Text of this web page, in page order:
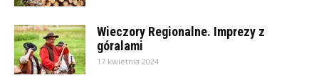
Wieczory Regionalne. Imprezy z
góralami
17 kwietnia 2024